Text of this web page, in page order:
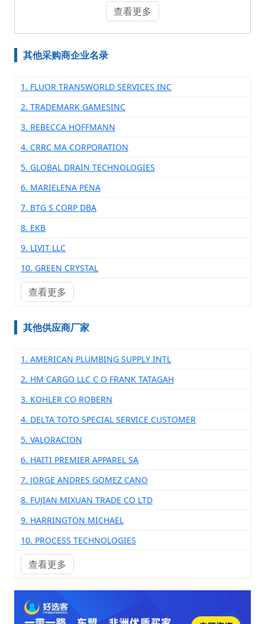
查看更多
其他采购商企业名录
1. FLUOR TRANSWORLD SERVICES INC
2. TRADEMARK GAMESINC
3. REBECCA HOFFMANN
4. CRRC MA CORPORATION
5. GLOBAL DRAIN TECHNOLOGIES
6. MARIELENA PENA
7. BTG S CORP DBA
8. EKB
9. LIVIT LLC
10. GREEN CRYSTAL
查看更多
其他供应商厂家
1. AMERICAN PLUMBING SUPPLY INTL
2. HM CARGO LLC C O FRANK TATAGAH
3. KOHLER CO ROBERN
4. DELTA TOTO SPECIAL SERVICE CUSTOMER
5. VALORACION
6. HAITI PREMIER APPAREL SA
7. JORGE ANDRES GOMEZ CANO
8. FUJIAN MIXUAN TRADE CO LTD
9. HARRINGTON MICHAEL
10. PROCESS TECHNOLOGIES
查看更多